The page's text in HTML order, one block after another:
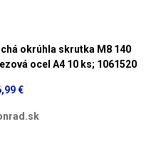
okrúhla skrutka M8 140
ocel A4 10 ks; 1061520
€